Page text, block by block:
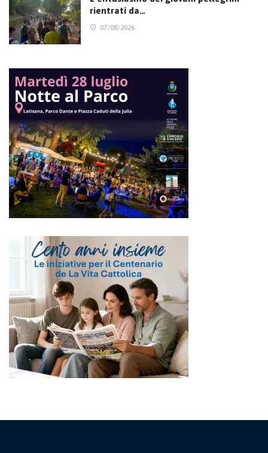
rientrati da…
07/08/2026